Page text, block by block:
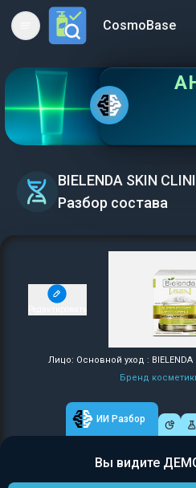
Open main menuCosmoBase
BIELENDA SKIN
Разбор состава
Лицо: Основной уход : BIELENDA
Бренд
ИИ Разбор
Вы видите